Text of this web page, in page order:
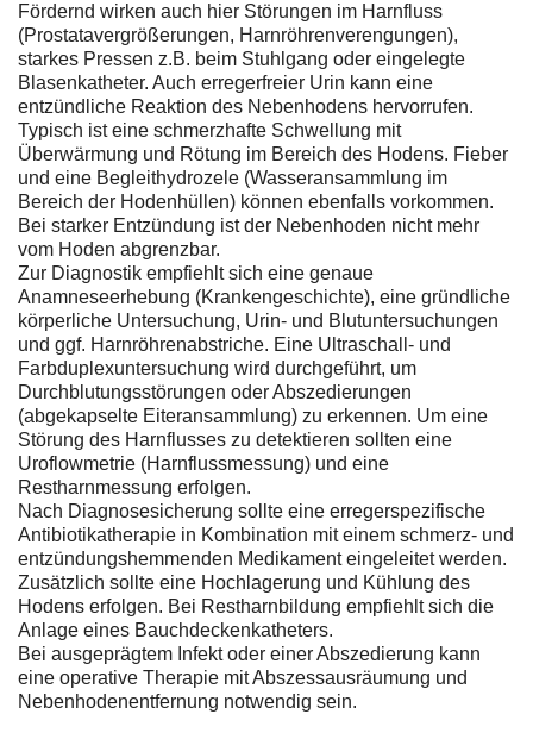
Fördernd wirken auch hier Störungen im Harnfluss
(Prostatavergrößerungen, Harnröhrenverengungen),
starkes Pressen z.B. beim Stuhlgang oder eingelegte
Blasenkatheter. Auch erregerfreier Urin kann eine
entzündliche Reaktion des Nebenhodens hervorrufen.
Typisch ist eine schmerzhafte Schwellung mit
Überwärmung und Rötung im Bereich des Hodens. Fieber
und eine Begleithydrozele (Wasseransammlung im
Bereich der Hodenhüllen) können ebenfalls vorkommen.
Bei starker Entzündung ist der Nebenhoden nicht mehr
vom Hoden abgrenzbar.
Zur Diagnostik empfiehlt sich eine genaue
Anamneseerhebung (Krankengeschichte), eine gründliche
körperliche Untersuchung, Urin- und Blutuntersuchungen
und ggf. Harnröhrenabstriche. Eine Ultraschall- und
Farbduplexuntersuchung wird durchgeführt, um
Durchblutungsstörungen oder Abszedierungen
(abgekapselte Eiteransammlung) zu erkennen. Um eine
Störung des Harnflusses zu detektieren sollten eine
Uroflowmetrie (Harnflussmessung) und eine
Restharnmessung erfolgen.
Nach Diagnosesicherung sollte eine erregerspezifische
Antibiotikatherapie in Kombination mit einem schmerz- und
entzündungshemmenden Medikament eingeleitet werden.
Zusätzlich sollte eine Hochlagerung und Kühlung des
Hodens erfolgen. Bei Restharnbildung empfiehlt sich die
Anlage eines Bauchdeckenkatheters.
Bei ausgeprägtem Infekt oder einer Abszedierung kann
eine operative Therapie mit Abszessausräumung und
Nebenhodenentfernung notwendig sein.